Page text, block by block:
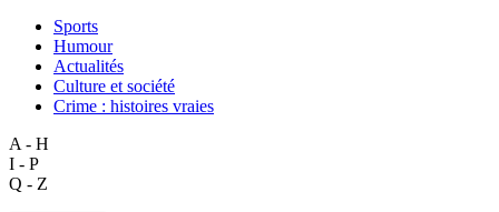
Sports
Humour
Actualités
Culture et société
Crime : histoires vraies
A - H
I - P
Q - Z